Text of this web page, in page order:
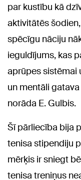
par kustību kā
aktivitātēs
spēcīgu nāciju
ieguldījums, kas
aprūpes sistēmai
un mentāli
norāda E. Gulbis.
Šī pārliecība bija
tenisa stipendiju
mērķis ir sniegt
tenisa treniņus